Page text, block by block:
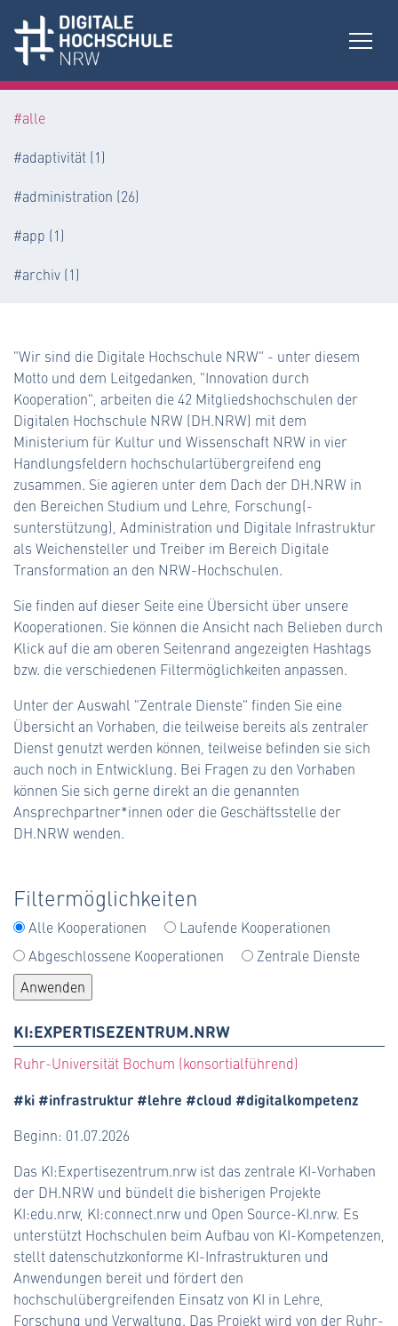
#alle
#adaptivität (1)
#administration (26)
#app (1)
#archiv (1)
#bne (Bildung für nachhaltige Entwicklung) (1)
#campus-app (1)
#cloud (7)
#content (23)
#digitalkompetenz (17)
#e-akte (11)
#e-government (14)
#e-learning (28)
#extern-kuratiert (12)
#fdm (5)
#fellowship (1)
#förderlinie (13)
#hpc (1)
#informationssicherheit (3)
#infrastruktur (40)
#kooperation (50)
#landesfachverfahren (10)
#landesportal (18)
#learning analytics (1)
#lehre (38)
#oer (21)
#onlinekurse (16)
"Wir sind die Digitale Hochschule NRW" - unter diesem
Motto und dem Leitgedanken, "Innovation durch
Kooperation", arbeiten die 42 Mitgliedshochschulen der
Digitalen Hochschule NRW (DH.NRW) mit dem
Ministerium für Kultur und Wissenschaft NRW in vier
Handlungsfeldern hochschulartübergreifend eng
zusammen. Sie agieren unter dem Dach der DH.NRW in
den Bereichen Studium und Lehre, Forschung(-
sunterstützung), Administration und Digitale Infrastruktur
als Weichensteller und Treiber im Bereich Digitale
Transformation an den NRW-Hochschulen.
Sie finden auf dieser Seite eine Übersicht über unsere
Kooperationen. Sie können die Ansicht nach Belieben durch
Klick auf die am oberen Seitenrand angezeigten Hashtags
bzw. die verschiedenen Filtermöglichkeiten anpassen.
Unter der Auswahl "Zentrale Dienste" finden Sie eine
Übersicht an Vorhaben, die teilweise bereits als zentraler
Dienst genutzt werden können, teilweise befinden sie sich
auch noch in Entwicklung. Bei Fragen zu den Vorhaben
können Sie sich gerne direkt an die genannten
Ansprechpartner*innen oder die Geschäftsstelle der
DH.NRW wenden.
Filtermöglichkeiten
Alle Kooperationen
Laufende Kooperationen
Abgeschlossene Kooperationen
Zentrale Dienste
KI:EXPERTISEZENTRUM.NRW
Ruhr-Universität Bochum (konsortialführend)
#ki #infrastruktur #lehre #cloud #digitalkompetenz
Beginn: 01.07.2026
Das KI:Expertisezentrum.nrw ist das zentrale KI-Vorhaben
der DH.NRW und bündelt die bisherigen Projekte
KI:edu.nrw, KI:connect.nrw und Open Source-KI.nrw. Es
unterstützt Hochschulen beim Aufbau von KI-Kompetenzen,
stellt datenschutzkonforme KI-Infrastrukturen und
Anwendungen bereit und fördert den
hochschulübergreifenden Einsatz von KI in Lehre,
Forschung und Verwaltung. Das Projekt wird von der Ruhr-